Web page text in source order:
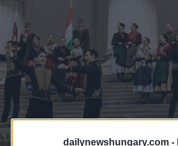
dailynewshungary.com -